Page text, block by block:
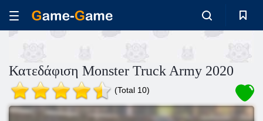
Κατεδάφιση Monster Truck Army 2020
(Total 10)